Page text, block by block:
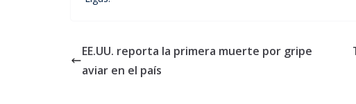
EE.UU. reporta la primera muerte por gripe
aviar en el país